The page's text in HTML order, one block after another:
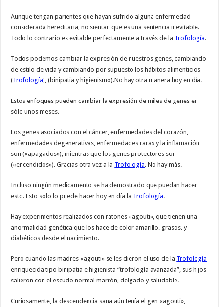
Aunque tengan parientes que hayan sufrido alguna enfermedad
considerada hereditaria, no sientan que es una sentencia inevitable.
Todo lo contrario es evitable perfectamente a través de la Trofología.
Todos podemos cambiar la expresión de nuestros genes, cambiando
de estilo de vida y cambiando por supuesto los hábitos alimenticios
(Trofología), (binipatia y higienismo).No hay otra manera hoy en día.
Estos enfoques pueden cambiar la expresión de miles de genes en
sólo unos meses.
Los genes asociados con el cáncer, enfermedades del corazón,
enfermedades degenerativas, enfermedades raras y la inflamación
son («apagados»), mientras que los genes protectores son
(«encendidos»). Gracias otra vez a la Trofología. No hay más.
Incluso ningún medicamento se ha demostrado que puedan hacer
esto. Esto solo lo puede hacer hoy en día la Trofología.
Hay experimentos realizados con ratones «agouti», que tienen una
anormalidad genética que los hace de color amarillo, grasos, y
diabéticos desde el nacimiento.
Pero cuando las madres «agouti» se les dieron el uso de la Trofología
enriquecida tipo binipatia e higienista “trofología avanzada”, sus hijos
salieron con el escudo normal marrón, delgado y saludable.
Curiosamente, la descendencia sana aún tenía el gen «agouti»,